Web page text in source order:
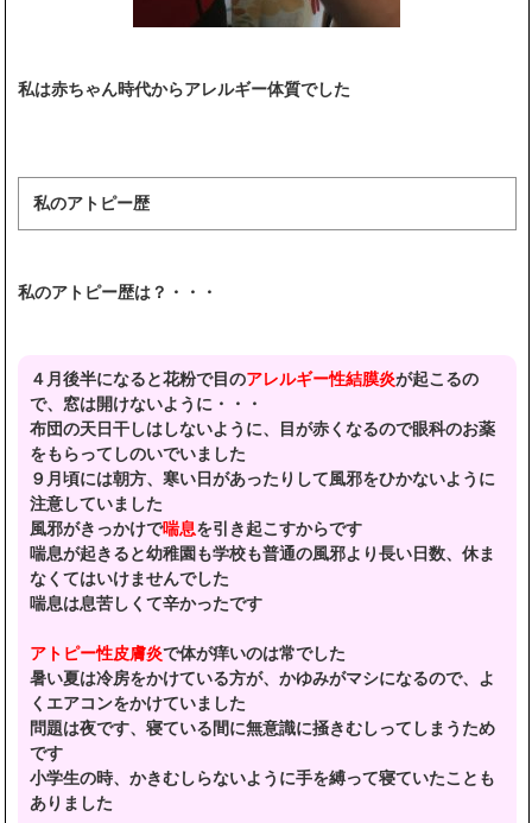
私は赤ちゃん時代からアレルギー体質でした
私のアトピー歴
私のアトピー歴は？・・・
４月後半になると花粉で目のアレルギー性結膜炎が起こるの
で、窓は開けないように・・・
布団の天日干しはしないように、目が赤くなるので眼科のお薬
をもらってしのいでいました
９月頃には朝方、寒い日があったりして風邪をひかないように
注意していました
風邪がきっかけで喘息を引き起こすからです
喘息が起きると幼稚園も学校も普通の風邪より長い日数、休ま
なくてはいけませんでした
喘息は息苦しくて辛かったです
アトピー性皮膚炎で体が痒いのは常でした
暑い夏は冷房をかけている方が、かゆみがマシになるので、よ
くエアコンをかけていました
問題は夜です、寝ている間に無意識に掻きむしってしまうため
です
小学生の時、かきむしらないように手を縛って寝ていたことも
ありました